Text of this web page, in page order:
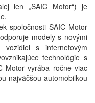
len „SAIC Motor“) je
spoločnosti SAIC Motor
modely s novými
s internetovým
technológie s
Motor vyrába ročne viac
najväčšou automobilkou